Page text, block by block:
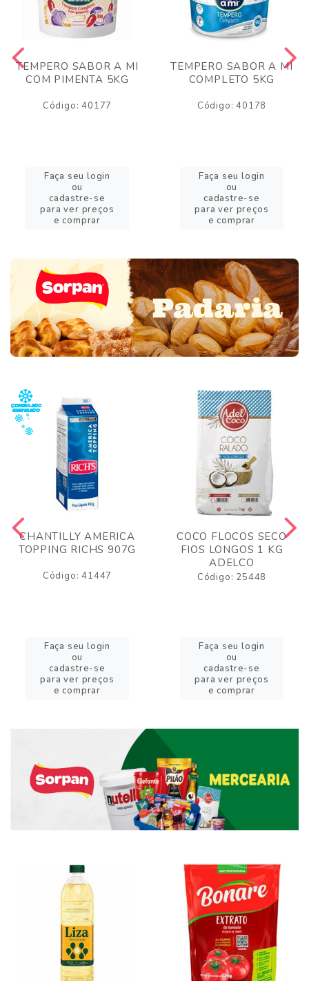
TEMPERO SABOR A MI
COM PIMENTA 5KG
Código: 40177
Faça seu login
ou
cadastre-se
para ver preços
e comprar
TEMPERO SABOR A MI
COMPLETO 5KG
Código: 40178
Faça seu login
ou
cadastre-se
para ver preços
e comprar
CHANTILLY AMERICA
TOPPING RICHS 907G
Código: 41447
Faça seu login
ou
cadastre-se
para ver preços
e comprar
COCO FLOCOS SECO
FIOS LONGOS 1 KG
ADELCO
Código: 25448
Faça seu login
ou
cadastre-se
para ver preços
e comprar